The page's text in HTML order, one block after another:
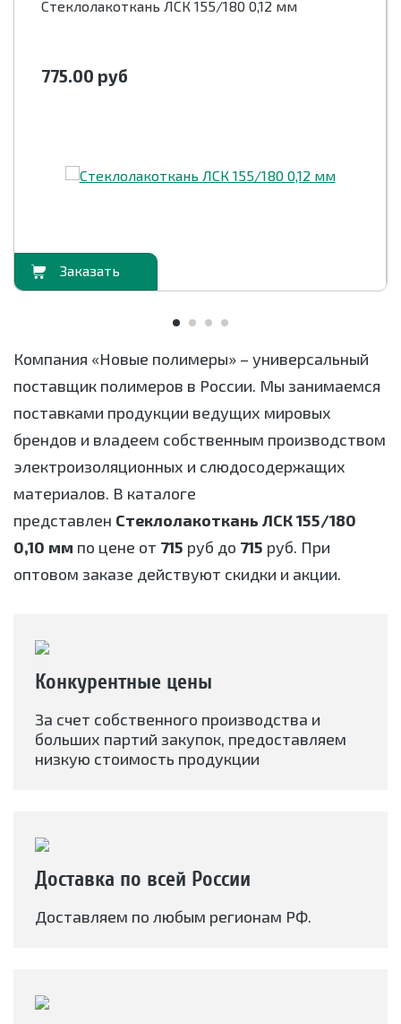
Стеклолакоткань ЛСК 155/180 0,12 мм
775.00 руб
Компания «Новые полимеры» – универсальный
поставщик полимеров в России. Мы занимаемся
поставками продукции ведущих мировых
брендов и владеем собственным производством
электроизоляционных и слюдосодержащих
материалов. В каталоге
представлен Стеклолакоткань ЛСК 155/180
0,10 мм по цене от 715 руб до 715 руб. При
оптовом заказе действуют скидки и акции.
Конкурентные цены
За счет собственного производства и
больших партий закупок, предоставляем
низкую стоимость продукции
Доставка по всей России
Доставляем по любым регионам РФ.